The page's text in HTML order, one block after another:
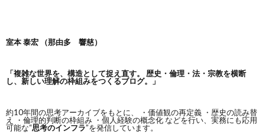
室本 泰宏 （那由多 響慈）
「複雑な世界を、構造として捉え直す。
歴史・倫理・法・宗教を横断
し、新しい理解の枠組みをつくるブログ。」
約10年間の思考アーカイブをもとに、 ・価値観の再定義 ・歴史の読み替
え ・倫理的判断の枠組み ・個人経験の概念化 などを行い、実務にも応用
可能な“思考のインフラ”を発信しています。